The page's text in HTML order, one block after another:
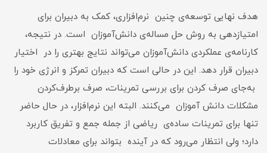
هدف نهایی توسعه‌ی چنین نرم‌افزاری، کمک به دبیران برای
امتیازدهی به روش حل مساله‌ی دانش‌آموزان است. در نتیجه،
کارنامه‌ی عملکردی دانش‌‌آموزان می‌تواند نتایج بهتری را در اختیار
دبیران قرار دهد. این در حالی است که دبیران تمرکز و انرژی خود را
به‌جای صرف کردن برای بررسی تمرینات، صرف برطرف‌کردن
مشکلات دانش‌ آموزان می‌کنند. البته این نرم‌افزار، در حال حاضر
تنها برای تمرینات ساد‌ه‌ی ریاضی از جمله جمع و تفریق کاربرد
دارد؛ ولی انتظار می‌رود که در آینده بتواند برای معادلات